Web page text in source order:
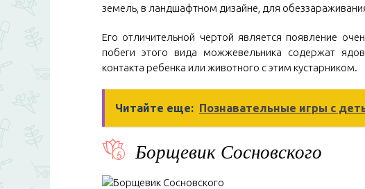
земель, в ландшафтном дизайне, для
Его отличительной чертой является появление
побеги этого вида можжевельника содержат
контакта ребенка или животного с этим кустарником.
Читайте еще: Познавательные игры с
Борщевик Сосновского